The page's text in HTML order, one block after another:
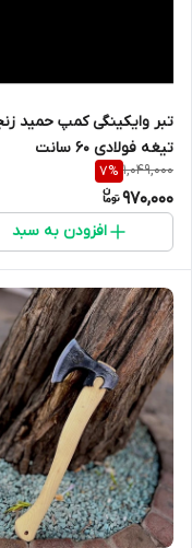
تبر وایکینگی کمپ حمید
تیغه فولادی ۶۰ سانت
1,049,000
7%
970,000
افزودن به سبد